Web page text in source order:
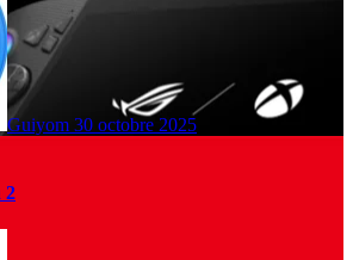
Guiyom 30 octobre 2025
2